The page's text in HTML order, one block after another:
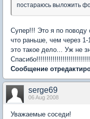
постараюсь выложить
Супер!!! Это я по поводу
что раньше, чем через 1-
это такое дело... Уж не
Сообщение
serge69
06 Aug 2008
Уважаемые соседи!